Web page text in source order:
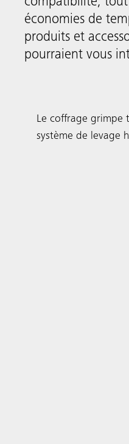
économies de
produits et
pourraient vous
Systèmes grimpants
Le coffrage grimpe
système de levage